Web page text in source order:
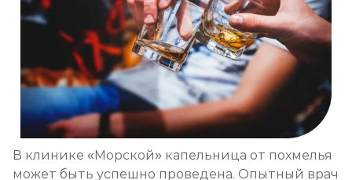
от 4 500 ₽ Записаться
Кодирование СИТ
от 6 000 ₽ Записаться
Кодирование тройной блок
от 8 000 ₽ Записаться
В клинике «Морской» капельница от похмелья
может быть успешно проведена. Опытный врач